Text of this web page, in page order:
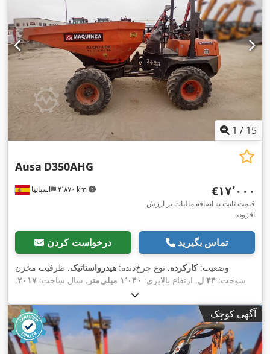
1 / 15
اسپانیا ۴٬۸۷۰ km
Ausa D350AHG
‎€۱۷٬۰۰۰
قیمت ثابت به اضافه مالیات بر ارزش
افزوده
درخواست کردن تماس بگیرید
وضعیت:کارکرده, نوع چرخ‌دنده: هیدرواستاتیک, ظرفیت مخزن
سوخت: ۴۴ ل , ارتفاع بالابری: ۱٬۰۴۰ میلی‌متر , سال ساخت: ۲۰۱۷,
آگهی کوچک